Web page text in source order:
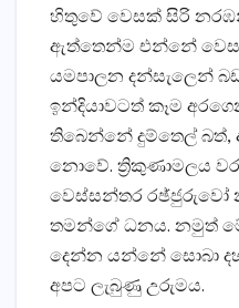
හිතුවේ වෙසක්‌ සිරි
ඇත්තෙන්ම එන්නේ
යමපාලන දන්සැලෙන්
ඉන්දියාවටත් කෑම
තිබෙන්නේ දුම්තෙල් බත්,
නොවේ. ත්‍රිකුණාමලය
වෙස්‌සන්තර රඡ්ජුරුවෝ
තමන්ගේ ධනය. නමුත්
දෙන්න යන්නේ සොබා
අපට ලැබුණු උරුමය.